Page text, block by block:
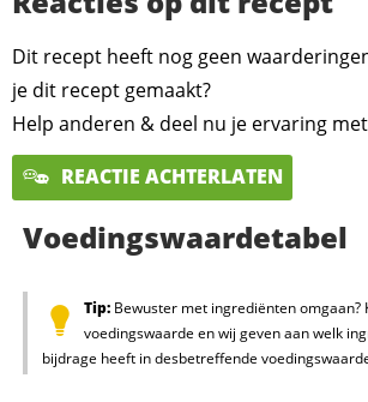
Dit recept heeft nog geen
je dit recept gemaakt?
Help anderen & deel nu je ervaring
REACTIE ACHTERLATEN
Voedingswaardetabel
Tip:Bewuster met ingrediënten omgaan?
voedingswaarde en wij geven aan welk
bijdrage heeft in desbetreffende